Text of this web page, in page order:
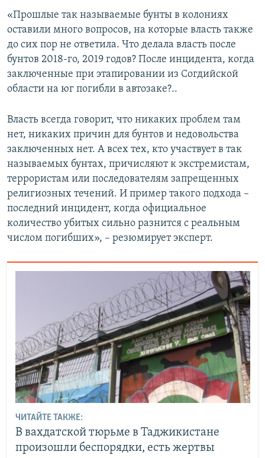
«Прошлые так называемые бунты в колониях
оставили много вопросов, на которые власть также
до сих пор не ответила. Что делала власть после
бунтов 2018-го, 2019 годов? После инцидента, когда
заключенные при этапировании из Согдийской
области на юг погибли в автозаке?..
Власть всегда говорит, что никаких проблем там
нет, никаких причин для бунтов и недовольства
заключенных нет. А всех тех, кто участвует в так
называемых бунтах, причисляют к экстремистам,
террористам или последователям запрещенных
религиозных течений. И пример такого подхода –
последний инцидент, когда официальное
количество убитых сильно разнится с реальным
числом погибших», – резюмирует эксперт.
ЧИТАЙТЕ ТАКЖЕ:
В вахдатской тюрьме в Таджикистане
произошли беспорядки, есть жертвы